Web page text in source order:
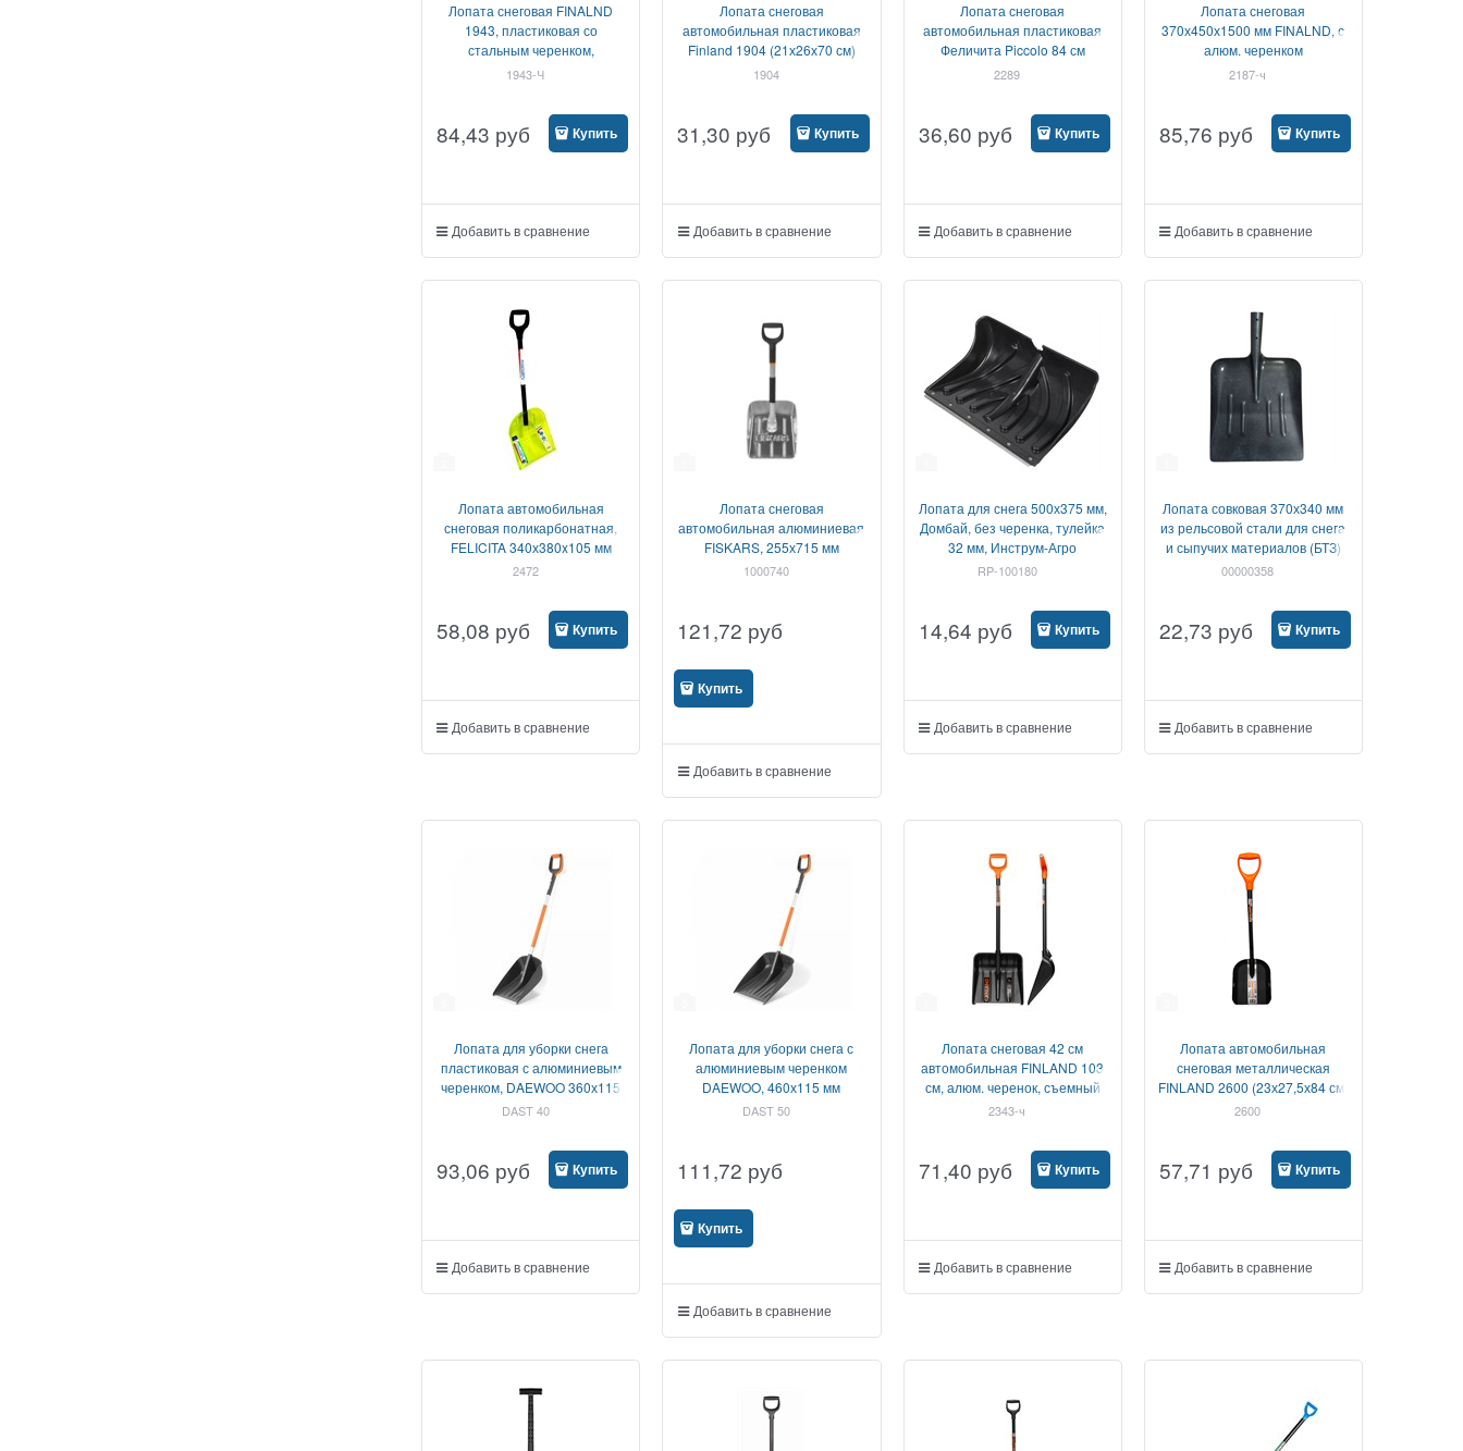
Лопата снеговая FINALND
1943, пластиковая со
стальным черенком,
410x410мм
1943-Ч
84,43 руб Купить
Добавить в сравнение
Лопата снеговая
автомобильная пластиковая
Finland 1904 (21х26х70 см)
1904
31,30 руб Купить
Добавить в сравнение
Лопата снеговая
автомобильная пластиковая
Феличита Piccolo 84 см
2289
36,60 руб Купить
Добавить в сравнение
Лопата снеговая
370х450х1500 мм FINALND, с
алюм. черенком
2187-ч
85,76 руб Купить
Добавить в сравнение
Лопата автомобильная
снеговая поликарбонатная,
FELICITA 340х380x105 мм
2472
58,08 руб Купить
Добавить в сравнение
Лопата снеговая
автомобильная алюминиевая
FISKARS, 255х715 мм
1000740
121,72 руб
Купить
Добавить в сравнение
Лопата для снега 500х375 мм,
Домбай, без черенка, тулейка
32 мм, Инструм-Агро
RP-100180
14,64 руб Купить
Добавить в сравнение
Лопата совковая 370х340 мм
из рельсовой стали для снега
и сыпучих материалов (БТЗ)
00000358
22,73 руб Купить
Добавить в сравнение
Лопата для уборки снега
пластиковая с алюминиевым
черенком, DAEWOO 360х115
мм
DAST 40
93,06 руб Купить
Добавить в сравнение
Лопата для уборки снега с
алюминиевым черенком
DAEWOO, 460х115 мм
DAST 50
111,72 руб
Купить
Добавить в сравнение
Лопата снеговая 42 см
автомобильная FINLAND 103
см, алюм. черенок, съемный
ковш
2343-ч
71,40 руб Купить
Добавить в сравнение
Лопата автомобильная
снеговая металлическая
FINLAND 2600 (23х27,5х84 см)
2600
57,71 руб Купить
Добавить в сравнение